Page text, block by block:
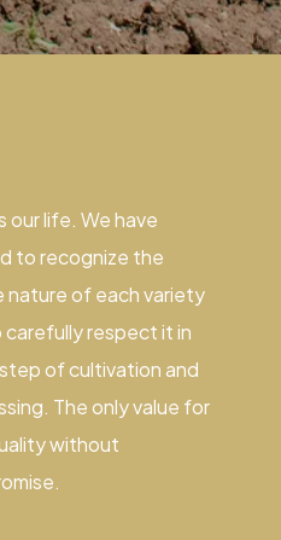
our life. We have
to recognize the
nature of each variety
carefully respect it in
of cultivation and
The only value for
without